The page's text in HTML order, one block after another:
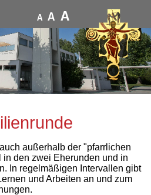
A A A
außerhalb der "pfarrlichen
in den zwei Eherunden und in
In regelmäßigen Intervallen gibt
und Arbeiten an und zum